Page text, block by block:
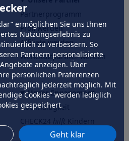
ermöglichen Sie uns Ihnen
Nutzungserlebnis zu
zu verbessern. So
Partnern personalisierte
anzeigen. Über
persönlichen Präferenzen
jederzeit möglich. Mit
Cookies” werden lediglich
gespeichert.
Geht klar
Partnerprogramm
Profi werden
Affiliate werden
Werkstattpartner werden
Unser Engagement
Nachhaltigkeit
CHECK24hilftder Natur